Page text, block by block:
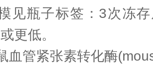
见瓶子标签：3次冻
更低。
血管紧张素转化酶